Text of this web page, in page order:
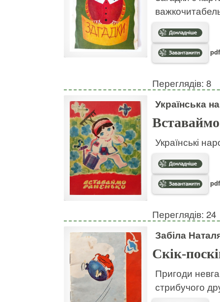
Переглядів: 8
Українська
Українські
Переглядів: 24
Забіла
Скік-
Пригоди
стрибучого